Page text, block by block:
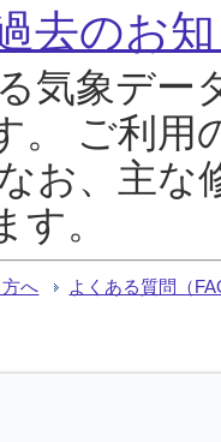
去のお
気象デー
。 ご利用
お、主な
す。
へ よくある質問（